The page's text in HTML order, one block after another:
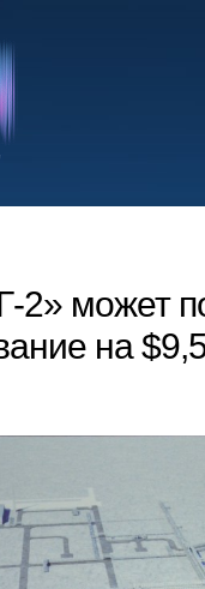
2» может
на